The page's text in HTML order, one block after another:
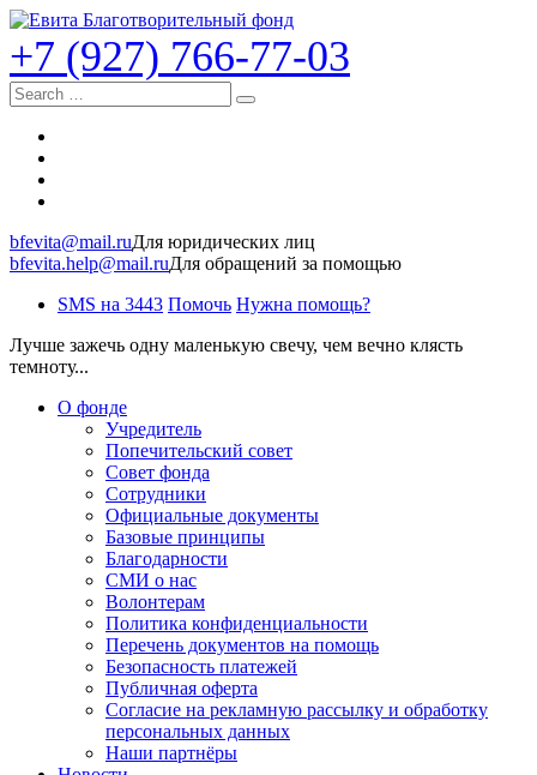
+7 (927) 766-77-03
Search
bfevita@mail.ruДля юридических лиц
bfevita.help@mail.ruДля обращений за помощью
SMS на 3443 Помочь Нужна помощь?
Лучше зажечь одну маленькую свечу, чем вечно клясть
темноту...
О фонде
Учредитель
Попечительский совет
Совет фонда
Сотрудники
Официальные документы
Базовые принципы
Благодарности
СМИ о нас
Волонтерам
Политика конфиденциальности
Перечень документов на помощь
Безопасность платежей
Публичная оферта
Согласие на рекламную рассылку и обработку
персональных данных
Наши партнёры